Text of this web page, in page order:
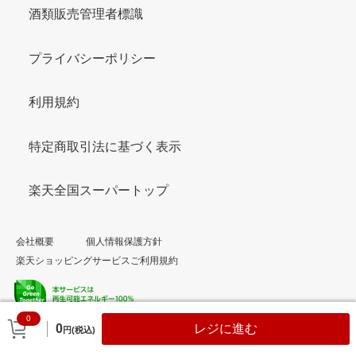
0
0円(税込) レジに進む
酒類販売管理者標識
プライバシーポリシー
利用規約
特定商取引法に基づく表示
楽天全国スーパートップ
会社概要
個人情報保護方針
楽天ショッピングサービスご利用規約
© Rakuten Group, Inc.